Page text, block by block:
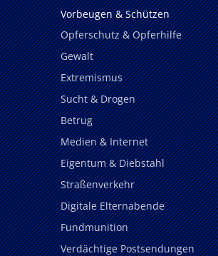
Vorbeugen & Schützen
Opferschutz & Opferhilfe
Gewalt
Extremismus
Sucht & Drogen
Betrug
Medien & Internet
Eigentum & Diebstahl
Straßenverkehr
Digitale Elternabende
Fundmunition
Verdächtige Postsendungen